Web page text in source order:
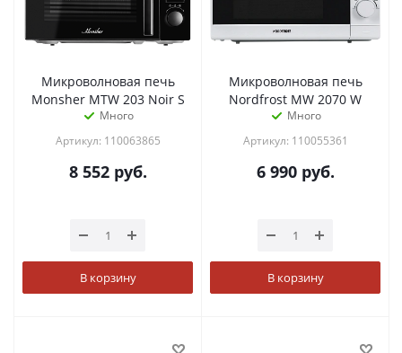
Микроволновая печь
Monsher MTW 203 Noir S
Много
Артикул: 110063865
8 552руб.
В корзину
Микроволновая печь
Nordfrost MW 2070 W
Много
Артикул: 110055361
6 990руб.
В корзину